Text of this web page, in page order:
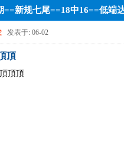
==新规七尾==18中16==低端
发表于: 06-02
頂
頂頂頂